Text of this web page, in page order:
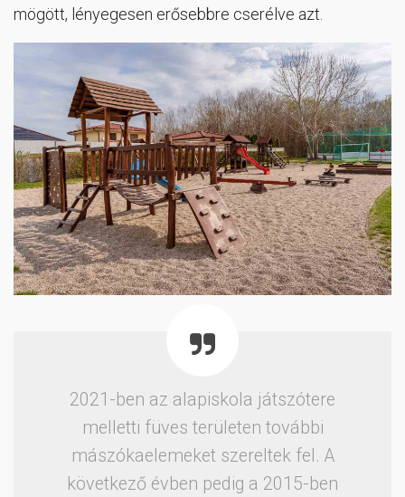
mögött, lényegesen erősebbre cserélve azt.
2021-ben az alapiskola játszótere
melletti füves területen további
mászókaelemeket szereltek fel. A
következő évben pedig a 2015-ben